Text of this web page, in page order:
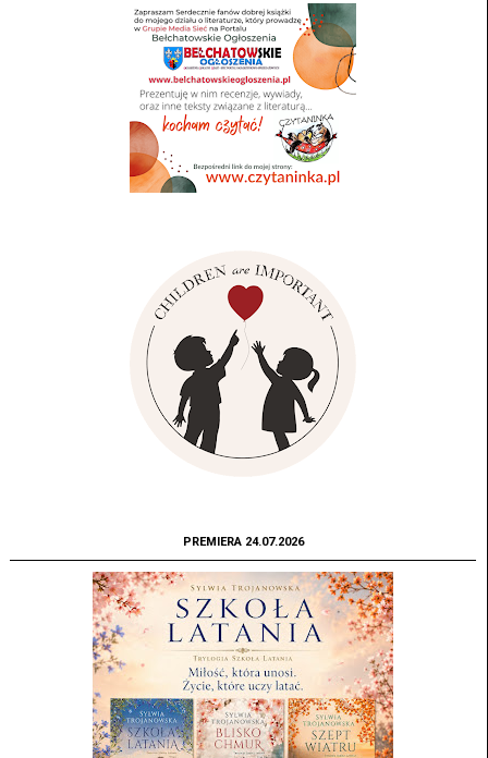
PREMIERA 24.07.2026